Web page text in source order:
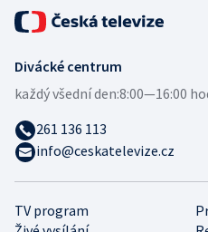
TV program
Divácké centrum
každý všední den:8:00—16:00
261 136 113
info@ceskatelevize.cz